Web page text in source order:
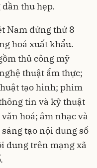
thu hẹp.
Nam đứng thứ 8
hoá xuất khẩu.
thủ công mỹ
thuật ẩm thực;
tạo hình; phim
tin và kỹ thuật
hoá; âm nhạc và
tạo nội dung số
dung trên mạng xã